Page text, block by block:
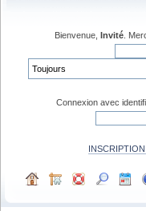
Bienvenue, Invité .
Connexion avec